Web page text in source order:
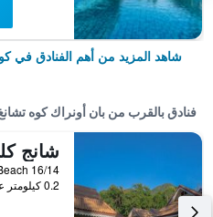
شاهد المزيد من أهم الفنادق في
فنادق بالقرب من بان أونراك كوه
0.2 كيلومتر عن وسط المدينة